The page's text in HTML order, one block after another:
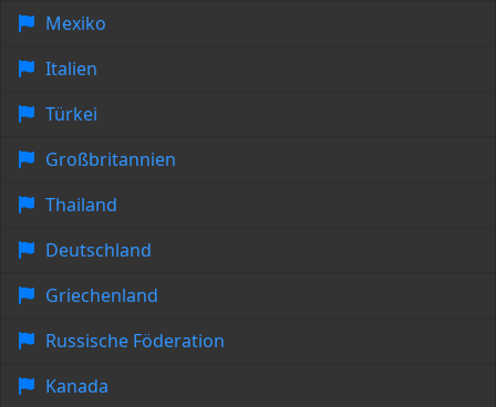
Mexiko
Italien
Türkei
Großbritannien
Thailand
Deutschland
Griechenland
Russische Föderation
Kanada